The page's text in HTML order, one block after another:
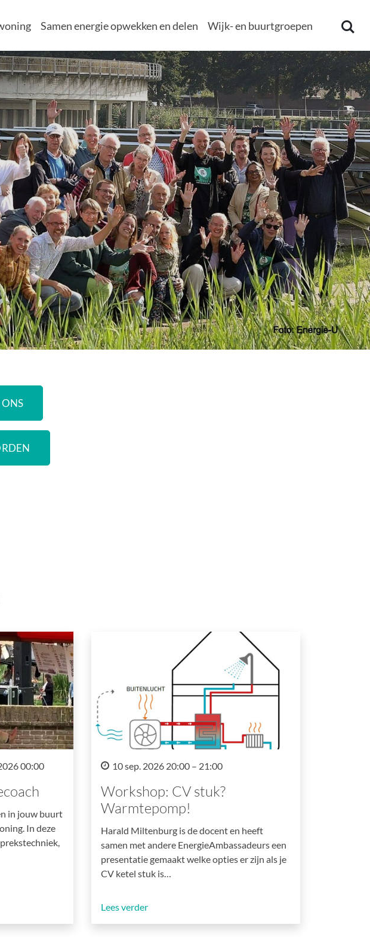
Samen energie opwekken en delen Wijk- en buurtgroepen
00:00
in jouw buurt
In deze
10 sep. 2026 20:00 – 21:00
Workshop: CV stuk?
Warmtepomp!
Harald Miltenburg is de docent en heeft
samen met andere EnergieAmbassadeurs een
presentatie gemaakt welke opties er zijn als je
CV ketel stuk is…
Lees verder